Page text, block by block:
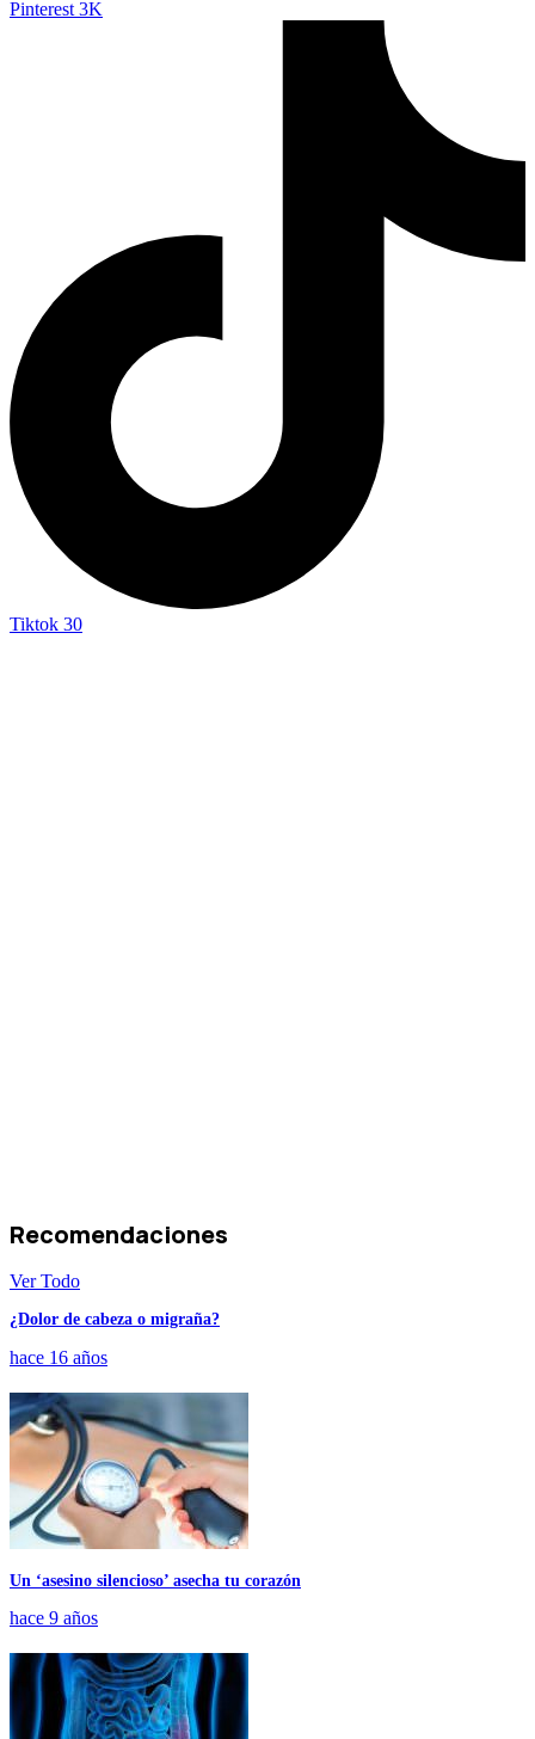
Pinterest 3K
Tiktok 30
Recomendaciones
Ver Todo
¿Dolor de cabeza o migraña?
hace 16 años
Un ‘asesino silencioso’ asecha tu corazón
hace 9 años